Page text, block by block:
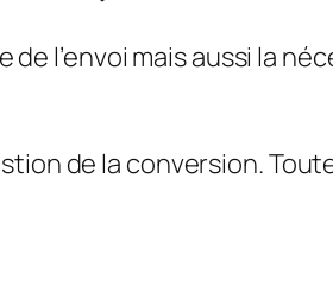
l’envoi mais aussi la
de la conversion.